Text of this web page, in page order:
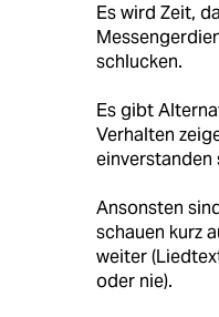
Es wird Zeit,
schlucken.
Es gibt
Verhalten
einverstanden
Ansonsten
schauen kurz
weiter
oder nie).